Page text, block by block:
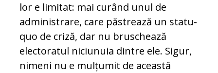
lor e limitat: mai curând unul de
administrare, care păstrează un statu-
quo de criză, dar nu bruschează
electoratul niciunuia dintre ele. Sigur,
nimeni nu e mulțumit de această